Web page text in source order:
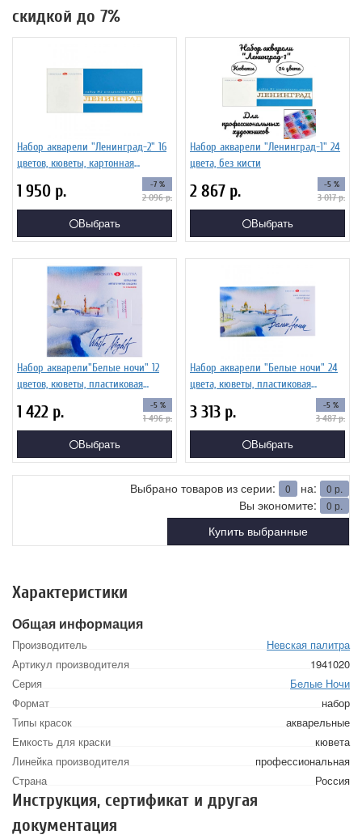
скидкой до 7%
Набор акварели "Ленинград-2" 16
цветов, кюветы, картонная
1 950 р. -7 %
2 096р.
Выбрать
Набор акварели "Ленинград-1" 24
цвета, без кисти
2 867 р. -5 %
3 017р.
Выбрать
Набор акварели"Белые ночи" 12
цветов, кюветы, пластиковая
1 422 р. -5 %
1 496р.
Выбрать
Набор акварели "Белые ночи" 24
цвета, кюветы, пластиковая
3 313 р. -5 %
3 487р.
Выбрать
Выбрано товаров из серии: 0 на: 0 р.
Вы экономите: 0 р.
Купить выбранные
Характеристики
Общая информация
Производитель
Невская палитра
Артикул производителя
1941020
Серия
Белые Ночи
Формат
набор
Типы красок
акварельные
Емкость для краски
кювета
Линейка производителя
профессиональная
Страна
Россия
Инструкция, сертификат и другая
документация